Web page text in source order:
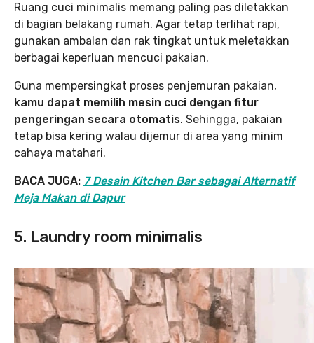
Ruang cuci minimalis memang paling pas diletakkan
di bagian belakang rumah. Agar tetap terlihat rapi,
gunakan ambalan dan rak tingkat untuk meletakkan
berbagai keperluan mencuci pakaian.
Guna mempersingkat proses penjemuran pakaian,
kamu dapat memilih mesin cuci dengan fitur
pengeringan secara otomatis. Sehingga, pakaian
tetap bisa kering walau dijemur di area yang minim
cahaya matahari.
BACA JUGA: 7 Desain Kitchen Bar sebagai Alternatif
Meja Makan di Dapur
5. Laundry room minimalis